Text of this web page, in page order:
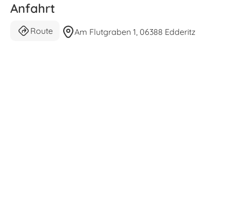
Anfahrt
Route Am Flutgraben 1, 06388 Edderitz